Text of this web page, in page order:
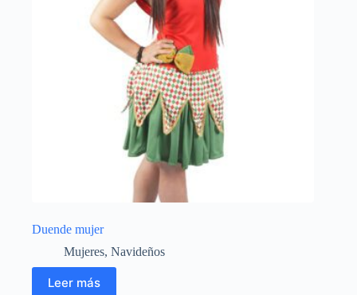
Duende mujer
Mujeres, Navideños
Leer más